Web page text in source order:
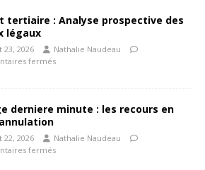
tertiaire : Analyse prospective des
légaux
23, 2026
Nathalie Naudeau
fermés
derniere minute : les recours en
22, 2026
Nathalie Naudeau
fermés